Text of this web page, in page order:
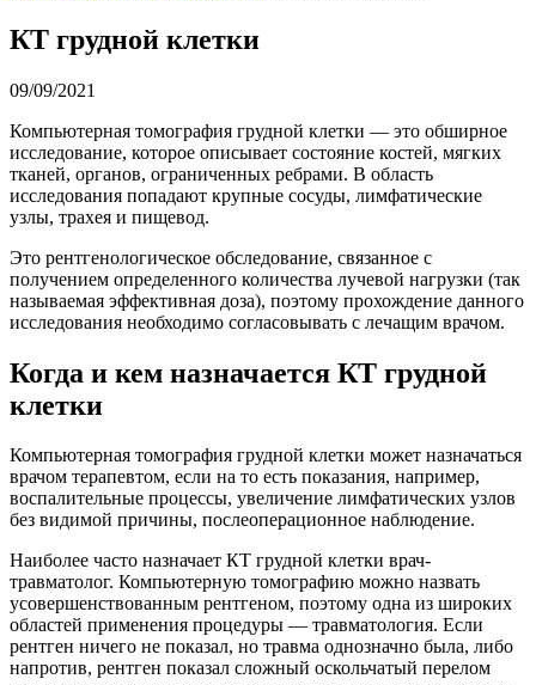
КТ грудной клетки
09/09/2021
Компьютерная томография грудной клетки — это обширное
исследование, которое описывает состояние костей, мягких
тканей, органов, ограниченных ребрами. В область
исследования попадают крупные сосуды, лимфатические
узлы, трахея и пищевод.
Это рентгенологическое обследование, связанное с
получением определенного количества лучевой нагрузки (так
называемая эффективная доза), поэтому прохождение данного
исследования необходимо согласовывать с лечащим врачом.
Когда и кем назначается КТ грудной
клетки
Компьютерная томография грудной клетки может назначаться
врачом терапевтом, если на то есть показания, например,
воспалительные процессы, увеличение лимфатических узлов
без видимой причины, послеоперационное наблюдение.
Наиболее часто назначает КТ грудной клетки врач-
травматолог. Компьютерную томографию можно назвать
усовершенствованным рентгеном, поэтому одна из широких
областей применения процедуры — травматология. Если
рентген ничего не показал, но травма однозначно была, либо
напротив, рентген показал сложный оскольчатый перелом